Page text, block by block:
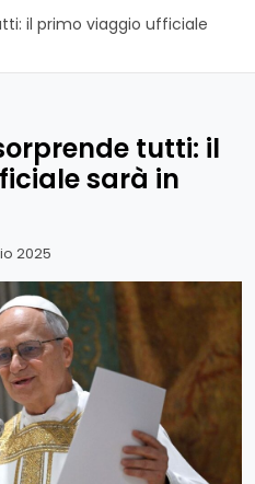
il primo viaggio ufficiale
tutti: il
sarà in
2025